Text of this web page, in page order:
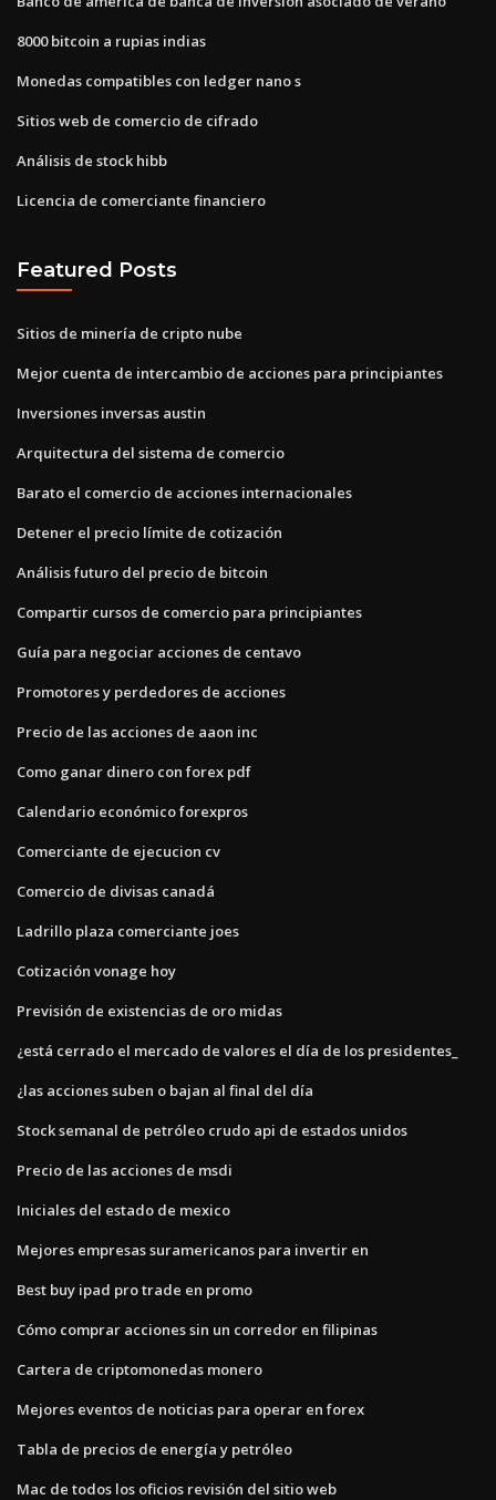
8000 bitcoin a rupias indias
Monedas compatibles con ledger nano s
Sitios web de comercio de cifrado
Análisis de stock hibb
Licencia de comerciante financiero
Featured Posts
Sitios de minería de cripto nube
Mejor cuenta de intercambio de acciones para principiantes
Inversiones inversas austin
Arquitectura del sistema de comercio
Barato el comercio de acciones internacionales
Detener el precio límite de cotización
Análisis futuro del precio de bitcoin
Compartir cursos de comercio para principiantes
Guía para negociar acciones de centavo
Promotores y perdedores de acciones
Precio de las acciones de aaon inc
Como ganar dinero con forex pdf
Calendario económico forexpros
Comerciante de ejecucion cv
Comercio de divisas canadá
Ladrillo plaza comerciante joes
Cotización vonage hoy
Previsión de existencias de oro midas
¿está cerrado el mercado de valores el día de los presidentes_
¿las acciones suben o bajan al final del día
Stock semanal de petróleo crudo api de estados unidos
Precio de las acciones de msdi
Iniciales del estado de mexico
Mejores empresas suramericanos para invertir en
Best buy ipad pro trade en promo
Cómo comprar acciones sin un corredor en filipinas
Cartera de criptomonedas monero
Mejores eventos de noticias para operar en forex
Tabla de precios de energía y petróleo
Mac de todos los oficios revisión del sitio web